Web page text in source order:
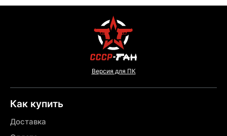
Версия для ПК
Как купить
Доставка